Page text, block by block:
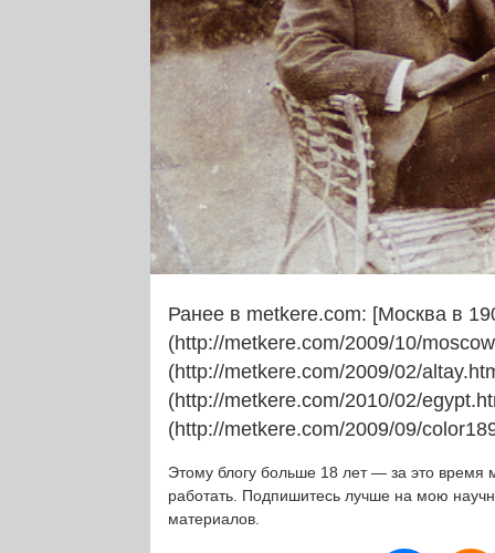
Ранее в metkere.com: [Москва в
(http://metkere.com/2009/10/
(http://metkere.com/2009/02/
(http://metkere.com/2010/02/
(http://metkere.com/2009/09/
Этому блогу больше 18 лет — за это время
работать. Подпишитесь лучше на мою
материалов.